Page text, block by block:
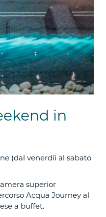
in
(dal venerdiì al sabato
superior
Acqua Journey al
a buffet.